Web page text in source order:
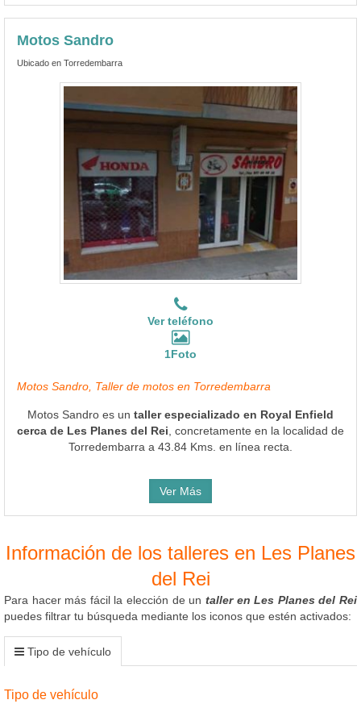
Motos Sandro
Ubicado en Torredembarra
Ver teléfono
1Foto
Motos Sandro, Taller de motos en Torredembarra
Motos Sandro es un taller especializado en Royal Enfield
cerca de Les Planes del Rei , concretamente en la localidad de
Torredembarra a 43.84 Kms. en línea recta.
Ver Más
Información de los talleres en Les Planes
del Rei
Para hacer más fácil la elección de un taller en Les Planes del Rei
puedes filtrar tu búsqueda mediante los iconos que estén activados:
Tipo de vehículo
Tipo de vehículo